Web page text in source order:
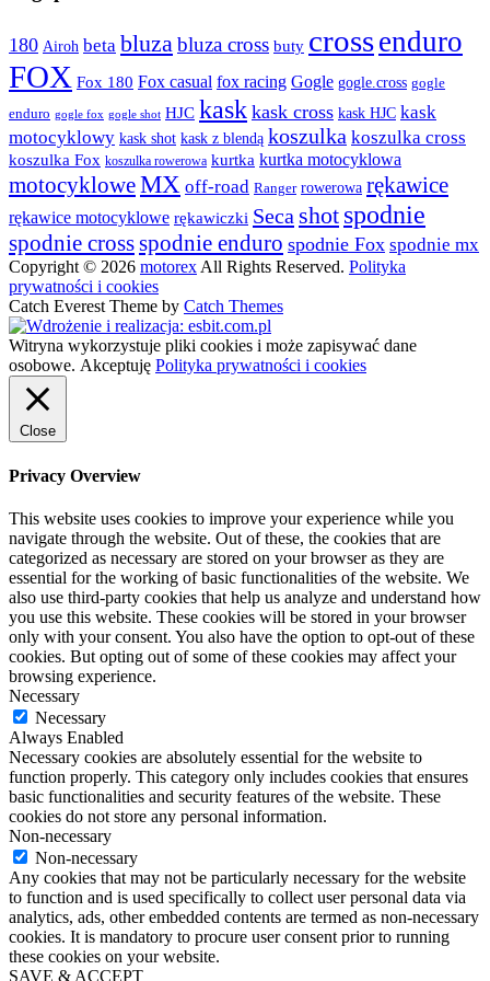
stronie
180 Airoh beta bluzabluza cross buty crossenduro
FOX Fox 180 Fox casual fox racing Gogle gogle.cross gogle
enduro gogle fox gogle shot HJC kask kask cross kask HJC kask
motocyklowy kask shot kask z blendą koszulka koszulka cross
koszulka Fox koszulka rowerowa kurtka kurtka motocyklowa
motocykloweMX off-road Ranger rowerowa rękawice
rękawice motocyklowe rękawiczki Seca shot spodnie
spodnie crossspodnie enduro spodnie Fox spodnie mx
Copyright © 2026 motorex All Rights Reserved. Polityka
prywatności i cookies
Catch Everest Theme by Catch Themes
Witryna wykorzystuje pliki cookies i może zapisywać dane
osobowe. Akceptuję Polityka prywatności i cookies
Close
Privacy Overview
This website uses cookies to improve your experience while you
navigate through the website. Out of these, the cookies that are
categorized as necessary are stored on your browser as they are
essential for the working of basic functionalities of the website. We
also use third-party cookies that help us analyze and understand how
you use this website. These cookies will be stored in your browser
only with your consent. You also have the option to opt-out of these
cookies. But opting out of some of these cookies may affect your
browsing experience.
Necessary
Necessary
Always Enabled
Necessary cookies are absolutely essential for the website to
function properly. This category only includes cookies that ensures
basic functionalities and security features of the website. These
cookies do not store any personal information.
Non-necessary
Non-necessary
Any cookies that may not be particularly necessary for the website
to function and is used specifically to collect user personal data via
analytics, ads, other embedded contents are termed as non-necessary
cookies. It is mandatory to procure user consent prior to running
these cookies on your website.
SAVE & ACCEPT